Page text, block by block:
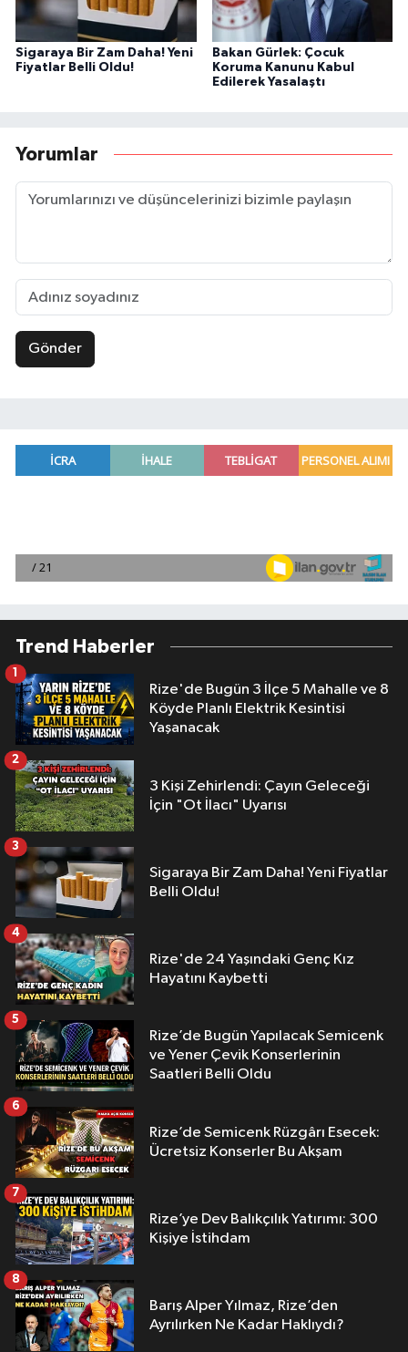
Sigaraya Bir Zam Daha! Yeni
Fiyatlar Belli Oldu!
Bakan Gürlek: Çocuk
Koruma Kanunu Kabul
Edilerek Yasalaştı
Yorumlar
Gönder
Trend Haberler
Rize'de Bugün 3 İlçe 5 Mahalle ve 8
Köyde Planlı Elektrik Kesintisi
Yaşanacak
1
3 Kişi Zehirlendi: Çayın Geleceği
İçin "Ot İlacı" Uyarısı
2
Sigaraya Bir Zam Daha! Yeni Fiyatlar
Belli Oldu!
3
Rize'de 24 Yaşındaki Genç Kız
Hayatını Kaybetti
4
Rize’de Bugün Yapılacak Semicenk
ve Yener Çevik Konserlerinin
Saatleri Belli Oldu
5
Rize’de Semicenk Rüzgârı Esecek:
Ücretsiz Konserler Bu Akşam
6
Rize’ye Dev Balıkçılık Yatırımı: 300
Kişiye İstihdam
7
Barış Alper Yılmaz, Rize’den
Ayrılırken Ne Kadar Haklıydı?
8